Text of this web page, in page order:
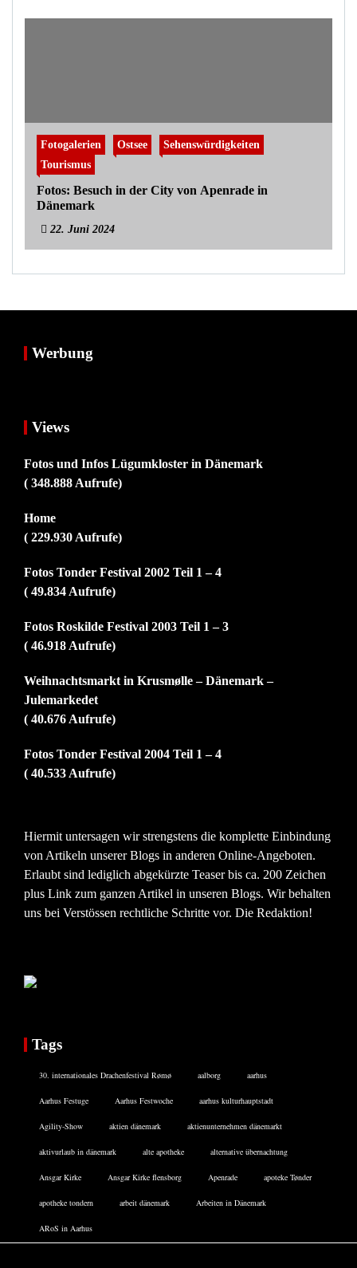
Fotogalerien Ostsee
Sehenswürdigkeiten
Tourismus
Fotos: Besuch in der City von Apenrade in
Dänemark
22. Juni 2024
Werbung
Views
Fotos und Infos Lügumkloster in Dänemark
( 348.888 Aufrufe)
Home
( 229.930 Aufrufe)
Fotos Tonder Festival 2002 Teil 1 – 4
( 49.834 Aufrufe)
Fotos Roskilde Festival 2003 Teil 1 – 3
( 46.918 Aufrufe)
Weihnachtsmarkt in Krusmølle – Dänemark –
Julemarkedet
( 40.676 Aufrufe)
Fotos Tonder Festival 2004 Teil 1 – 4
( 40.533 Aufrufe)
Hiermit untersagen wir strengstens die komplette Einbindung
von Artikeln unserer Blogs in anderen Online-Angeboten.
Erlaubt sind lediglich abgekürzte Teaser bis ca. 200 Zeichen
plus Link zum ganzen Artikel in unseren Blogs. Wir behalten
uns bei Verstössen rechtliche Schritte vor. Die Redaktion!
Tags
30. internationales Drachenfestival Rømø aalborg aarhus
Aarhus Festuge Aarhus Festwoche aarhus kulturhauptstadt
Agility-Show aktien dänemark aktienunternehmen dänemarkt
aktivurlaub in dänemark alte apotheke alternative übernachtung
Ansgar Kirke Ansgar Kirke flensborg Apenrade apoteke Tønder
apotheke tondern arbeit dänemark Arbeiten in Dänemark
ARoS in Aarhus